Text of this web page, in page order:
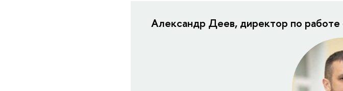
Александр Деев, директор по